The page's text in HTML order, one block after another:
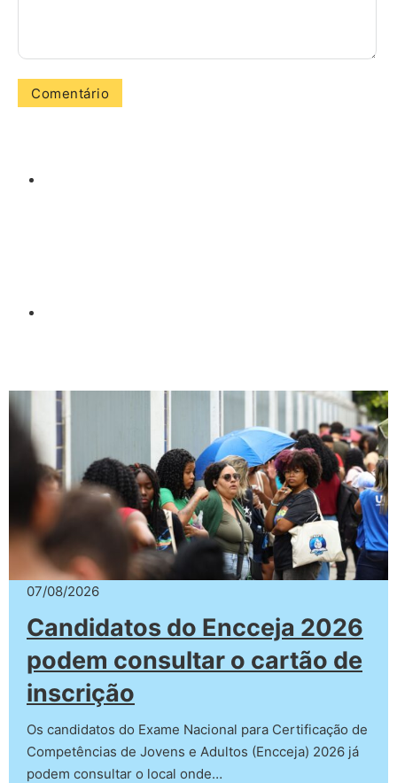
07/08/2026
Candidatos do Encceja 2026
podem consultar o cartão de
inscrição
Os candidatos do Exame Nacional para Certificação de
Competências de Jovens e Adultos (Encceja) 2026 já
podem consultar o local onde…